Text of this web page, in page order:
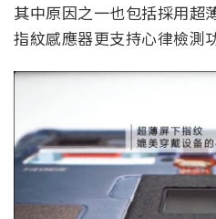
其中原因之一也包括採用超
指紋感應器更支持心律檢測